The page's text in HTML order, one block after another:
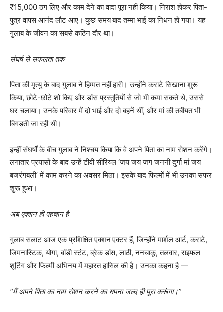
₹15,000 ठग लिए और काम देने का वादा पूरा नहीं किया। निराश होकर पिता-
पुत्र वापस आनंद लौट आए। कुछ समय बाद तम्मा भाई का निधन हो गया। यह
गुलाब के जीवन का सबसे कठिन दौर था।
संघर्ष से सफलता तक
पिता की मृत्यु के बाद गुलाब ने हिम्मत नहीं हारी। उन्होंने कराटे सिखाना शुरू
किया, छोटे-छोटे शो किए और डांस प्रस्तुतियों से जो भी कमा सकते थे, उससे
घर चलाया। उनके परिवार में दो भाई और दो बहनें थीं, और मां की तबीयत भी
बिगड़ती जा रही थी।
इन्हीं संघर्षों के बीच गुलाब ने निश्चय किया कि वे अपने पिता का नाम रोशन करेंगे।
लगातार प्रयासों के बाद उन्हें टीवी सीरियल ‘जय जय जग जननी दुर्गा मां जय
बजरंगबली’ में काम करने का अवसर मिला। इसके बाद फिल्मों में भी उनका सफर
शुरू हुआ।
अब एक्शन ही पहचान है
गुलाब सलाट आज एक प्रशिक्षित एक्शन एक्टर हैं, जिन्होंने मार्शल आर्ट, कराटे,
जिमनास्टिक, योगा, बॉडी स्टंट, ब्रेक डांस, लाठी, ननचाकू, तलवार, राइफल
शूटिंग और फिल्मी अभिनय में महारत हासिल की है। उनका कहना है —
“मैं अपने पिता का नाम रोशन करने का सपना जल्द ही पूरा करूंगा।”